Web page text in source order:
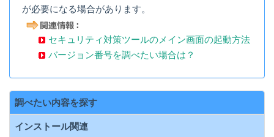
が必要になる場合があります。
セキュリティ対策ツールのメイン画面の起動方法
バージョン番号を調べたい場合は？
調べたい内容を探す
インストール関連